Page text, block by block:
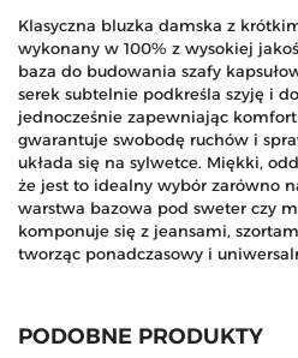
Klasyczna bluzka damska z
wykonany w 100% z wysokiej
baza do budowania szafy
serek subtelnie podkreśla szyję i
jednocześnie zapewniając
gwarantuje swobodę ruchów i
układa się na sylwetce. Miękki,
że jest to idealny wybór zarówno
warstwa bazowa pod sweter czy
komponuje się z jeansami,
tworząc ponadczasowy i
PODOBNE PRODUKTY